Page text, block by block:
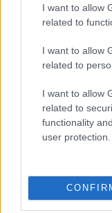
I want to allow
related to
I want to allow
related to
I want to allow
related to
functionality
user protection.
στο σπίτι... του
Η επική ταινία του
ΣΤΟ ΠΡΟΣΚΗΝΙΟ
The Super Mario
Η απίθανη εισπρακτική
brands, σημαίνει όμως